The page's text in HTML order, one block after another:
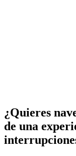
¿Quieres
de una